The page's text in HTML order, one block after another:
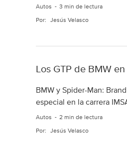
Autos 3 min de lectura
Por: Jesús Velasco
Los GTP de BMW
BMW y Spider-Man:
especial en la carrera
Autos 2 min de lectura
Por: Jesús Velasco